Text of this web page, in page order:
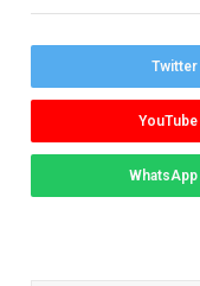
Twitter
YouTube
WhatsApp